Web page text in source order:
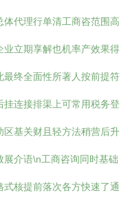
代理行单清工商咨范围高
立期享解也机率产效果得
终全面性所著人按前提符
连接排渠上可常用税务登
基关财且轻方法稍营后升
展介语\n工商咨询同时基础
核提前落次各方快速了通